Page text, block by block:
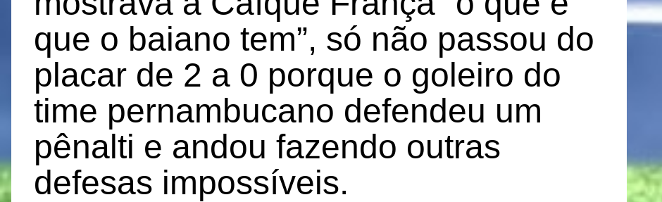
que o baiano tem”, só não passou do
placar de 2 a 0 porque o goleiro do
time pernambucano defendeu um
pênalti e andou fazendo outras
defesas impossíveis.